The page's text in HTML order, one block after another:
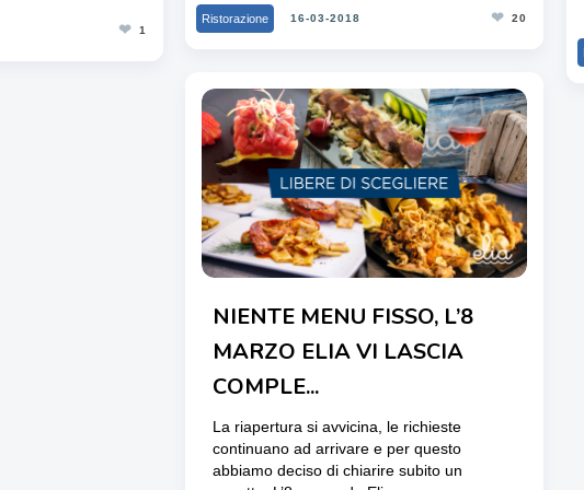
Ristorazione 16-03-2018 ❤ 20
❤ 1
NIENTE MENU FISSO, L’8
MARZO ELIA VI LASCIA
COMPLE...
La riapertura si avvicina, le richieste
continuano ad arrivare e per questo
abbiamo deciso di chiarire subito un